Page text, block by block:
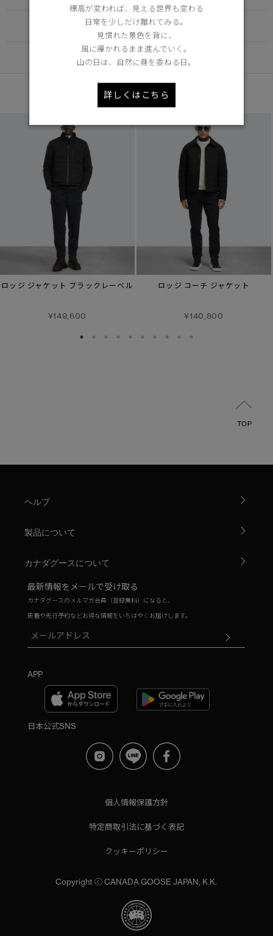
FUNCTION
DETAIL
あなたへのおすすめ
ロッジ ジャケット ブラックレーベル
¥149,600
ロッジ コーチ ジャケット
¥140,800
TOP
ヘルプ
製品について
カナダグースについて
最新情報をメールで受け取る
カナダグースのメルマガ会員（登録無料）になると、
新着や先行予約などお得な情報をいちはやくお届けします。
APP
日本公式SNS
個人情報保護方針
特定商取引法に基づく表記
クッキーポリシー
Copyright ⓒ CANADA GOOSE JAPAN, K.K.
標高が変われば、見える世界も変わる
日常を少しだけ離れてみる。
見慣れた景色を背に、
風に導かれるまま進んでいく。
山の日は、自然に身を委ねる日。
詳しくはこちら